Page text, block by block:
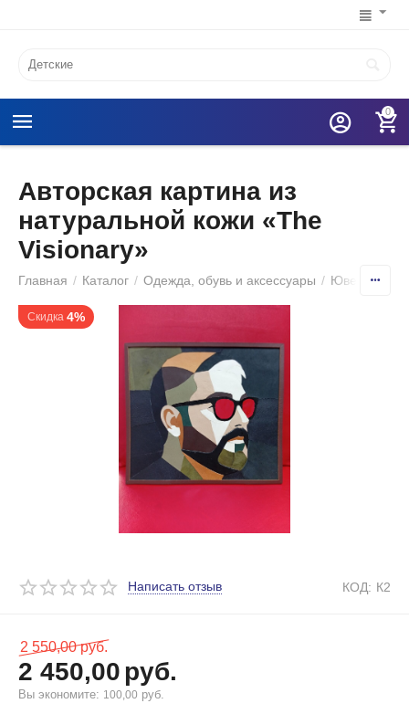
0
Авторская картина из
натуральной кожи «The
Visionary»
Главная / Каталог / Одежда, обувь и аксессуары / Ювелирные
Скидка 4%
Написать отзыв КОД: К2
2 550,00 руб.
2 450,00руб.
Вы экономите: 100,00 руб.